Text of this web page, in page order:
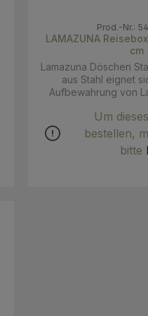
Prod.-Nr.:
LAMAZUNA Reisebox Metall-rund 8,4
cm
Lamazuna Döschen Stahl Die kleine
aus Stahl eignet
Aufbewahrung von
deinen Schmuck zum
bestens
Rasierklingen liegen
rum - kein Problem,
Um
bestellen,
bitte